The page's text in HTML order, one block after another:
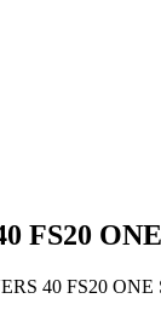
FS20
40 FS20 ONE